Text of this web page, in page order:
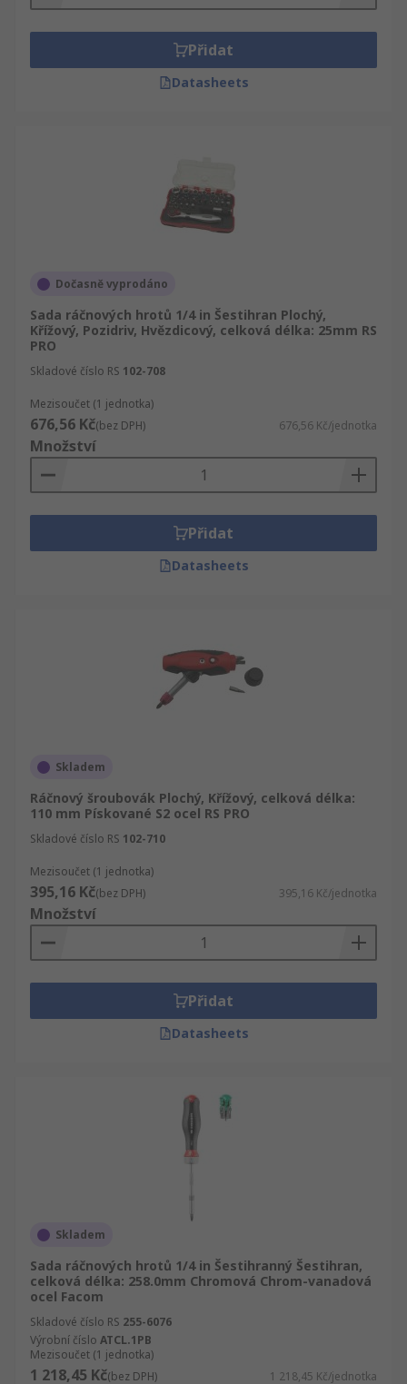
možnost dodání do příštího dne. A chcete-li
objednat Ráčnové šroubováky nebo Šroubováky a
vytahovače šroubů ve velkém, kontaktujte nás
online a projednáme naše flexibilní slevy.
Ujistěte se, že kvalita Nástroje je naším cílem
Přidat
Datasheets
Dočasně vyprodáno
Sada ráčnových hrotů 1/4 in Šestihran Plochý,
Křížový, Pozidriv, Hvězdicový, celková délka: 25mm RS
PRO
Skladové číslo RS 102-708
Mezisoučet (1 jednotka)
676,56 Kč(bez DPH) 676,56 Kč/jednotka
Množství
Přidat
Datasheets
Skladem
Ráčnový šroubovák Plochý, Křížový, celková délka:
110 mm Pískované S2 ocel RS PRO
Skladové číslo RS 102-710
Mezisoučet (1 jednotka)
395,16 Kč(bez DPH) 395,16 Kč/jednotka
Množství
Přidat
Datasheets
Skladem
Sada ráčnových hrotů 1/4 in Šestihranný Šestihran,
celková délka: 258.0mm Chromová Chrom-vanadová
ocel Facom
Skladové číslo RS 255-6076
Výrobní číslo ATCL.1PB
Mezisoučet (1 jednotka)
1 218,45 Kč(bez DPH) 1 218,45 Kč/jednotka